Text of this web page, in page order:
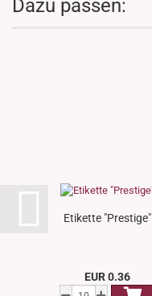
Dazu passen:
Etikette "Prestige"
EUR 0.36